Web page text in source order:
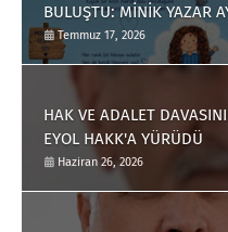
BULUŞTU: MİNİK YAZAR
ANLAMLI BİR ESER
Temmuz 17, 2026
HAK VE ADALET
EYOL HAKK'A YÜRÜDÜ
Haziran 26, 2026